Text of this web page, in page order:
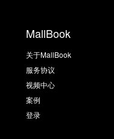
MallBook
关于MallBook
服务协议
视频中心
案例
登录